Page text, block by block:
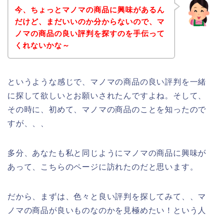
今、ちょっとマノマの商品に興味があるん
だけど、まだいいのか分からないので、マ
ノマの商品の良い評判を探すのを手伝って
くれないかな～
というような感じで、マノマの商品の良い評判を一緒
に探して欲しいとお願いされたんですよね。そして、
その時に、初めて、マノマの商品のことを知ったので
すが、、、
多分、あなたも私と同じようにマノマの商品に興味が
あって、こちらのページに訪れたのだと思います。
だから、まずは、色々と良い評判を探してみて、、マ
ノマの商品が良いものなのかを見極めたい！という人